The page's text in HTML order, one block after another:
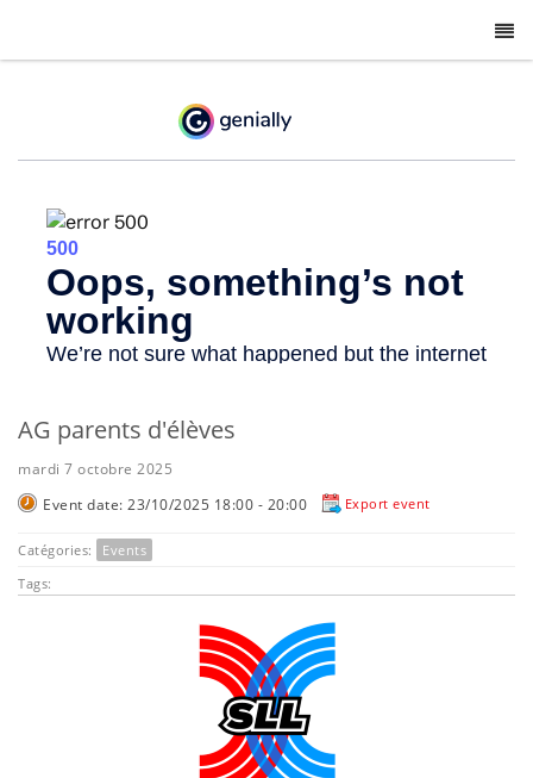
AG parents d'élèves
mardi 7 octobre 2025
Event date: 23/10/2025 18:00 - 20:00
Export event
Catégories:
Events
Tags: